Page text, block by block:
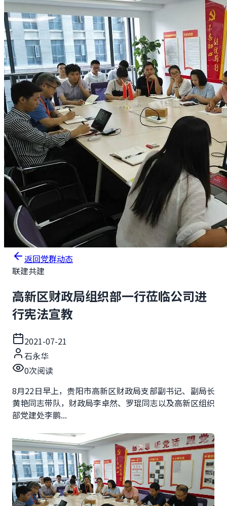
返回党群动态
联建共建
高新区财政局组织部一行莅临公司进
行宪法宣教
2021-07-21
石永华
0次阅读
8月22日早上，贵阳市高新区财政局支部副书记、副局长
黄艳同志带队，财政局李卓然、罗琨同志以及高新区组织
部党建处李鹏...